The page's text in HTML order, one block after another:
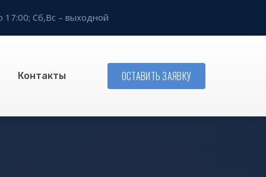
17:00; Сб,Вс – выходной
Контакты ОСТАВИТЬ ЗАЯВКУ